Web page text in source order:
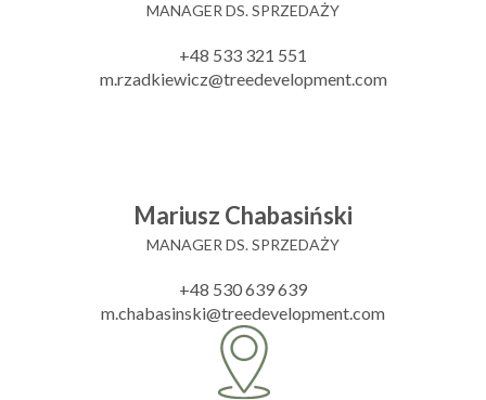
MANAGER DS. SPRZEDAŻY
+48 533 321 551
m.rzadkiewicz@treedevelopment.com
Mariusz Chabasiński
MANAGER DS. SPRZEDAŻY
+48 530 639 639
m.chabasinski@treedevelopment.com